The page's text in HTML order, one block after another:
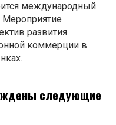
международный
развития
коммерции в
следующие